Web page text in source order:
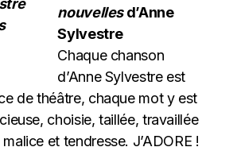
nouvellesd’Anne
Sylvestre
Chaque chanson
d’Anne Sylvestre est
de théâtre, chaque mot y est
choisie, taillée, travaillée
et tendresse. J’ADORE !